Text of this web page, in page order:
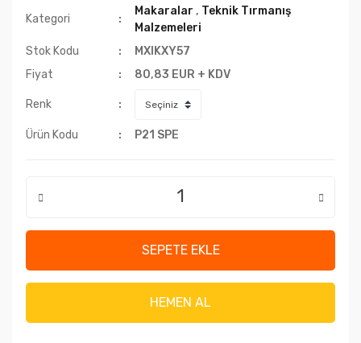
Kategori
Makaralar , Teknik Tırmanış
Malzemeleri
Stok Kodu
MXIKXY57
Fiyat
80,83 EUR + KDV
Renk
Ürün Kodu P21 SPE
SEPETE EKLE
HEMEN AL